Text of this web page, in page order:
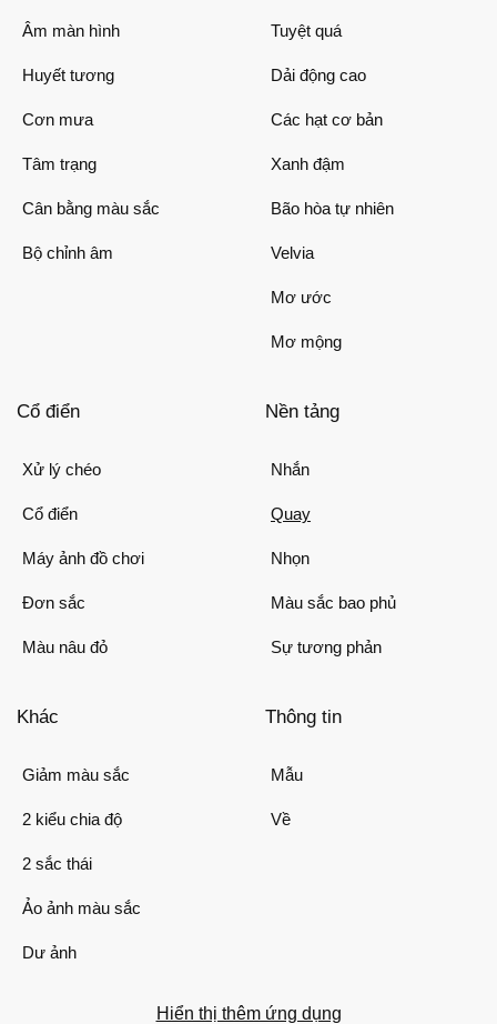
Âm màn hình
Huyết tương
Cơn mưa
Tâm trạng
Cân bằng màu sắc
Bộ chỉnh âm
Tuyệt quá
Dải động cao
Các hạt cơ bản
Xanh đậm
Bão hòa tự nhiên
Velvia
Mơ ước
Mơ mộng
Cổ điển
Xử lý chéo
Cổ điển
Máy ảnh đồ chơi
Đơn sắc
Màu nâu đỏ
Nền tảng
Nhắn
Quay
Nhọn
Màu sắc bao phủ
Sự tương phản
Khác
Giảm màu sắc
2 kiểu chia độ
2 sắc thái
Ảo ảnh màu sắc
Dư ảnh
Thông tin
Mẫu
Về
Hiển thị thêm ứng dụng